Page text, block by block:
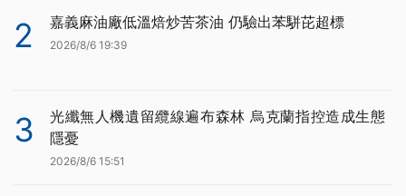
2 嘉義麻油廠低溫焙炒苦茶油 仍驗出苯駢芘超標
2026/8/6 19:39
3
光纖無人機遺留纜線遍布森林 烏克蘭指控造成生態
隱憂
2026/8/6 15:51